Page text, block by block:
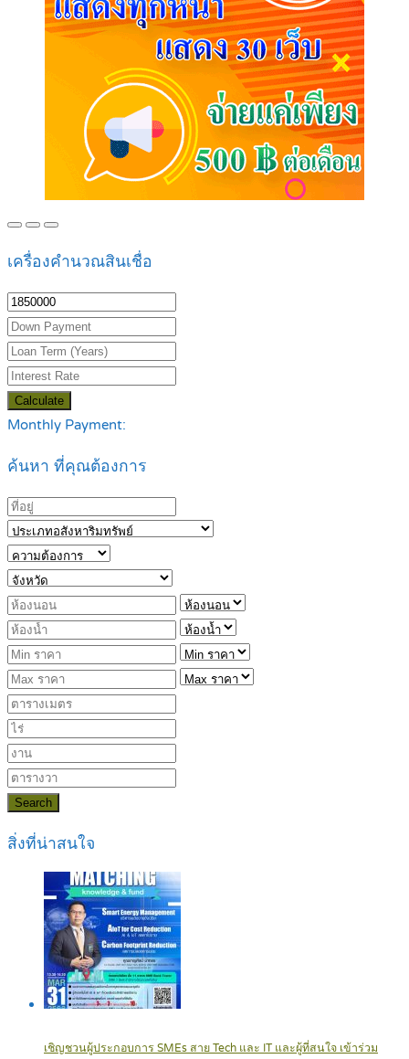
เครื่องคำนวณสินเชื่อ
Calculate
Monthly Payment:
ค้นหา ที่คุณต้องการ
Search
สิ่งที่น่าสนใจ
เชิญชวนผู้ประกอบการ SMEs สาย Tech และ IT และผู้ที่สนใจ เข้าร่วม